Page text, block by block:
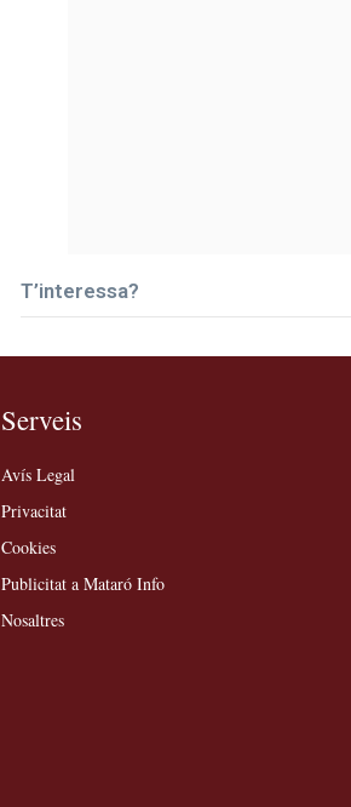
T’interessa?
Serveis
Avís Legal
Privacitat
Cookies
Publicitat a Mataró Info
Nosaltres